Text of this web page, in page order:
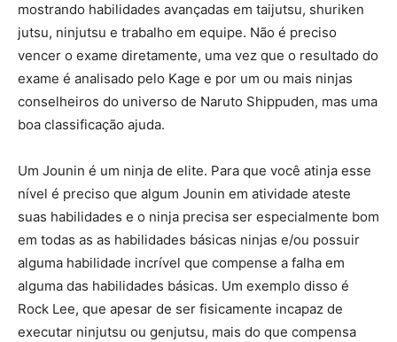
mostrando habilidades avançadas em taijutsu, shuriken
jutsu, ninjutsu e trabalho em equipe. Não é preciso
vencer o exame diretamente, uma vez que o resultado do
exame é analisado pelo Kage e por um ou mais ninjas
conselheiros do universo de Naruto Shippuden, mas uma
boa classificação ajuda.
Um Jounin é um ninja de elite. Para que você atinja esse
nível é preciso que algum Jounin em atividade ateste
suas habilidades e o ninja precisa ser especialmente bom
em todas as as habilidades básicas ninjas e/ou possuir
alguma habilidade incrível que compense a falha em
alguma das habilidades básicas. Um exemplo disso é
Rock Lee, que apesar de ser fisicamente incapaz de
executar ninjutsu ou genjutsu, mais do que compensa